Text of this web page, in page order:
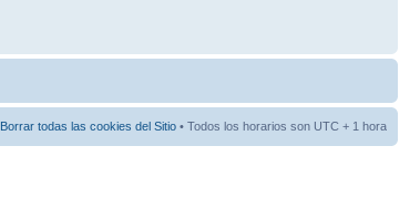
Borrar todas las cookies del Sitio • Todos los horarios son UTC + 1 hora